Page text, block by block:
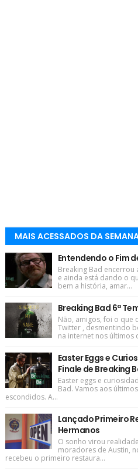
MAIS ACESSADOS DA
Entendendo o Fim
Breaking Bad encerrou
e ainda está dando o
bem a história, amar...
Breaking Bad 6ª
Não, amigos, foi o que
Twitter , desmentindo
na internet nos últimos
Easter Eggs e
Finale de Breaking
Easter eggs e
Bad. Vamos aos
escondidos. A...
Lançado Primeiro
Hermanos
O sonho virou
moradores de Austin,
recebeu o primeiro restaura...